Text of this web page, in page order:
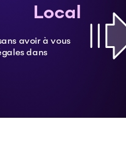
Local
avoir à vous
dans